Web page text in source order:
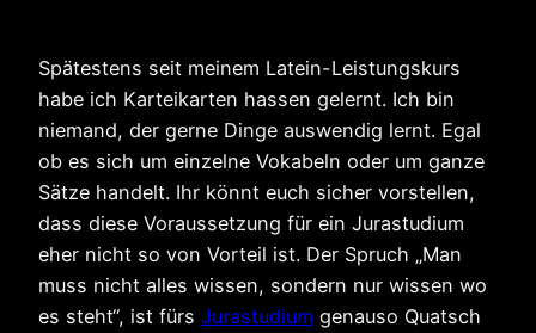
Spätestens seit meinem Latein-Leistungskurs
habe ich Karteikarten hassen gelernt. Ich bin
niemand, der gerne Dinge auswendig lernt. Egal
ob es sich um einzelne Vokabeln oder um ganze
Sätze handelt. Ihr könnt euch sicher vorstellen,
dass diese Voraussetzung für ein Jurastudium
eher nicht so von Vorteil ist. Der Spruch „Man
muss nicht alles wissen, sondern nur wissen wo
es steht“, ist fürs Jurastudium genauso Quatsch